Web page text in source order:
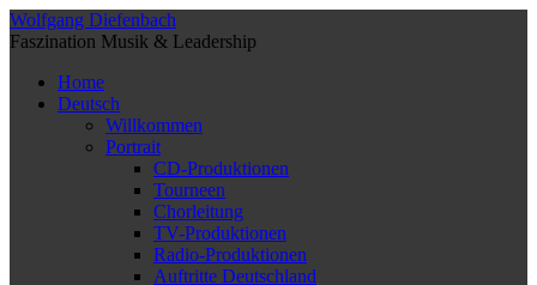
Wolfgang Diefenbach
Faszination Musik & Leadership
Home
Deutsch
Willkommen
Portrait
CD-Produktionen
Tourneen
Chorleitung
TV-Produktionen
Radio-Produktionen
Auftritte Deutschland